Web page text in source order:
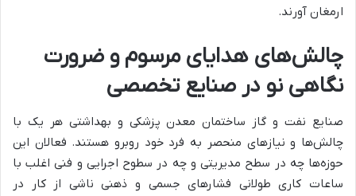
ارمغان آورند.
چالش‌های هدایای مرسوم و ضرورت
نگاهی نو در صنایع تخصصی
صنایع نفت و گاز ساختمان معدن پزشکی و بهداشتی هر یک با
چالش‌ها و نیازهای منحصر به فرد خود روبرو هستند. فعالان این
حوزه‌ها چه در سطح مدیریتی و چه در سطوح اجرایی و فنی اغلب با
ساعات کاری طولانی فشارهای جسمی و ذهنی ناشی از کار در